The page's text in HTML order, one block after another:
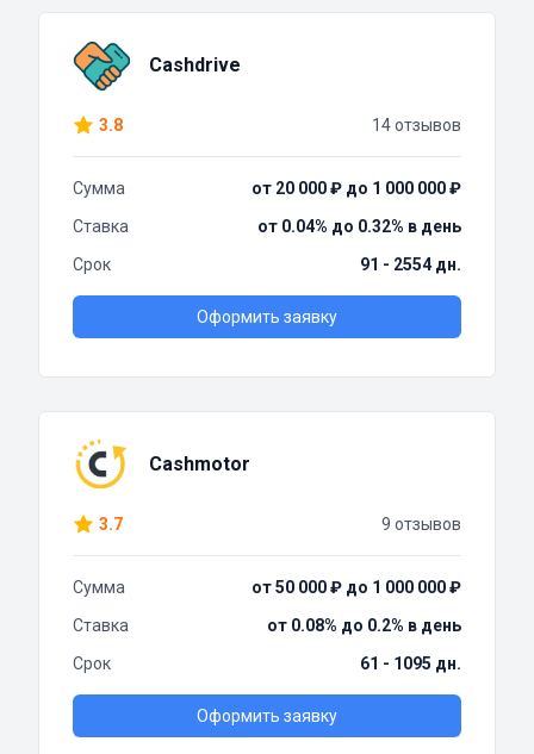
Cashdrive
3.8 14 отзывов
Сумма
от 20 000 ₽ до 1 000 000 ₽
Ставка
от 0.04% до 0.32% в день
Срок
91 - 2554 дн.
Оформить заявку
Cashmotor
3.7 9 отзывов
Сумма
от 50 000 ₽ до 1 000 000 ₽
Ставка
от 0.08% до 0.2% в день
Срок
61 - 1095 дн.
Оформить заявку